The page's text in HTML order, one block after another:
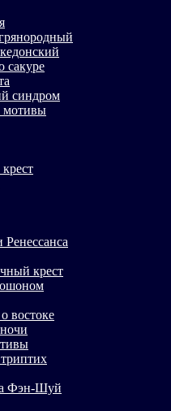
сакуре
синдром
мотивы
крест
востоке
Фэн-Шуй